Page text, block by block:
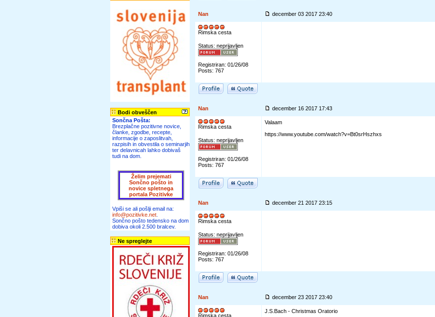
Bodi obveščen
Sončna Pošta:
Brezplačne pozitivne novice,
članke, zgodbe, recepte,
informacije o zaposlitvah,
razpisih in obvestila o seminarjih
ter delavnicah lahko dobivaš
tudi na dom.
Želim prejemati
Sončno pošto in
novice spletnega
portala Pozitivke
Vpiši se ali pošlji email na:
info@pozitivke.net
Sončno pošto tedensko na dom
dobiva okoli 2.500 bralcev.
Ne spreglejte
Nan december 03 2017 23:40
Rimska cesta
Status: neprijavljen
Registriran: 01/26/08
Posts: 767
Nan december 16 2017 17:43
Rimska cesta
Status: neprijavljen
Registriran: 01/26/08
Posts: 767
Valaam
https://www.youtube.com/watch?v=Bt0srHszhxs
Nan december 21 2017 23:15
Rimska cesta
Status: neprijavljen
Registriran: 01/26/08
Posts: 767
Nan december 23 2017 23:40
Rimska cesta
J.S.Bach - Christmas Oratorio